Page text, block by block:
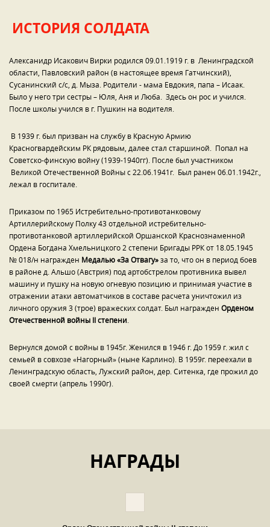
ИСТОРИЯ СОЛДАТА
Алексанидр Исакович Вирки родился 09.01.1919 г. в Ленинградской
области, Павловский район (в настоящее время Гатчинский),
Сусанинский с/с, д. Мыза. Родители - мама Евдокия, папа – Исаак.
Было у него три сестры – Юля, Аня и Люба. Здесь он рос и учился.
После школы учился в г. Пушкин на водителя.
В 1939 г. был призван на службу в Красную Армию
Красногвардейским РК рядовым, далее стал старшиной. Попал на
Советско-финскую войну (1939-1940гг). После был участником
Великой Отечественной Войны с 22.06.1941г. Был ранен 06.01.1942г.,
лежал в госпитале.
Приказом по 1965 Истребительно-противотанковому
Артиллерийскому Полку 43 отдельной истребительно-
противотанковой артиллерийской Оршанской Краснознаменной
Ордена Богдана Хмельницкого 2 степени Бригады РРК от 18.05.1945
№ 018/н награжден Медалью «За Отвагу»за то, что он в период боев
в районе д. Альшо (Австрия) под артобстрелом противника вывел
машину и пушку на новую огневую позицию и принимая участие в
отражении атаки автоматчиков в составе расчета уничтожил из
личного оружия 3 (трое) вражеских солдат. Был награжден Орденом
Отечественной войны IIстепени
Вернулся домой с войны в 1945г. Женился в 1946 г. До 1959 г. жил с
семьей в совхозе «Нагорный» (ныне Карлино). В 1959г. переехали в
Ленинградскую область, Лужский район, дер. Ситенка, где прожил до
своей смерти (апрель 1990г).
НАГРАДЫ